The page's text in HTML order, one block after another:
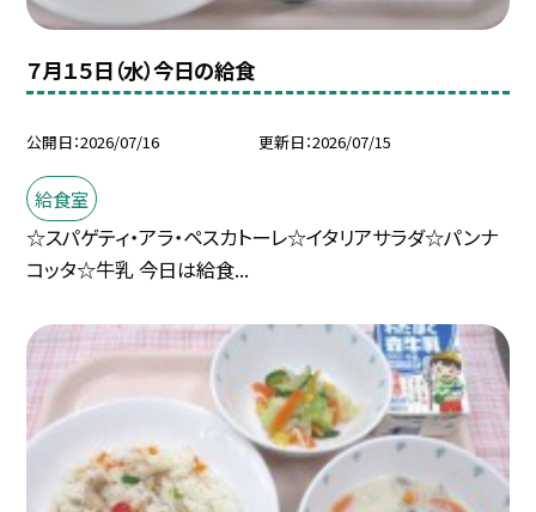
７月１５日（水）今日の給食
公開日 2026/07/16 更新日 2026/07/15
給食室
☆スパゲティ・アラ・ペスカトーレ☆イタリアサラダ☆パンナ
コッタ☆牛乳 今日は給食...